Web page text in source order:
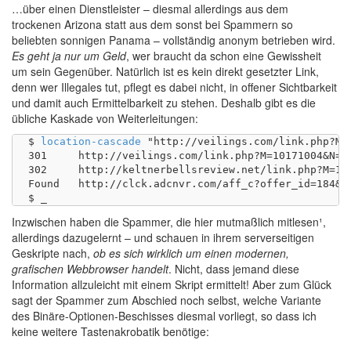
…über einen Dienstleister – diesmal allerdings aus dem
trockenen Arizona statt aus dem sonst bei Spammern so
beliebten sonnigen Panama – vollständig anonym betrieben wird.
Es geht ja nur um Geld, wer braucht da schon eine Gewissheit
um sein Gegenüber. Natürlich ist es kein direkt gesetzter Link,
denn wer Illegales tut, pflegt es dabei nicht, in offener Sichtbarkeit
und damit auch Ermittelbarkeit zu stehen. Deshalb gibt es die
übliche Kaskade von Weiterleitungen:
$ location-cascade "http://veilings.com/
301	http://veilings.com/link.php?M=10171004&N=1002&L=1119&F=H
302	http://keltnerbellsreview.net/link.php?M=10171004&N=1002&L=1119&F=H
Found	http://clck.adcnvr.com/aff_c?offer_id=184&aff_id=1578&source=hb21
Inzwischen haben die Spammer, die hier mutmaßlich mitlesen¹,
allerdings dazugelernt – und schauen in ihrem serverseitigen
Geskripte nach, ob es sich wirklich um einen modernen,
grafischen Webbrowser handelt. Nicht, dass jemand diese
Information allzuleicht mit einem Skript ermittelt! Aber zum Glück
sagt der Spammer zum Abschied noch selbst, welche Variante
des Binäre-Optionen-Beschisses diesmal vorliegt, so dass ich
keine weitere Tastenakrobatik benötige: